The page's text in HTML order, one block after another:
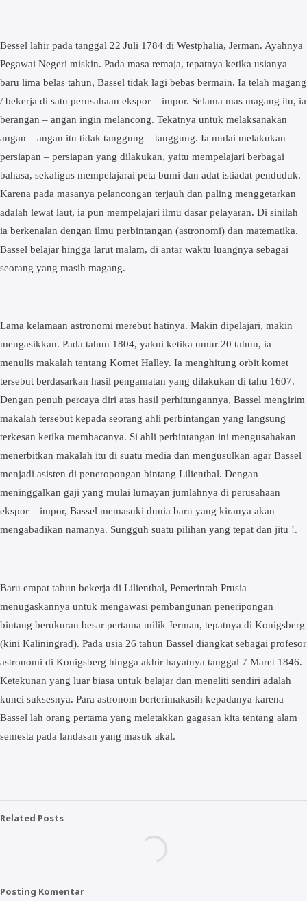
Bessel lahir pada tanggal 22 Juli 1784 di Westphalia, Jerman. Ayahnya
Pegawai Negeri miskin. Pada masa remaja, tepatnya ketika usianya
baru lima belas tahun, Bassel tidak lagi bebas bermain. Ia telah magang
/ bekerja di satu perusahaan ekspor – impor. Selama mas magang itu, ia
berangan – angan ingin melancong. Tekatnya untuk melaksanakan
angan – angan itu tidak tanggung – tanggung. Ia mulai melakukan
persiapan – persiapan yang dilakukan, yaitu mempelajari berbagai
bahasa, sekaligus mempelajarai peta bumi dan adat istiadat penduduk.
Karena pada masanya pelancongan terjauh dan paling menggetarkan
adalah lewat laut, ia pun mempelajari ilmu dasar pelayaran. Di sinilah
ia berkenalan dengan ilmu perbintangan (astronomi) dan matematika.
Bassel belajar hingga larut malam, di antar waktu luangnya sebagai
seorang yang masih magang.
Lama kelamaan astronomi merebut hatinya. Makin dipelajari, makin
mengasikkan. Pada tahun 1804, yakni ketika umur 20 tahun, ia
menulis makalah tentang Komet Halley. Ia menghitung orbit komet
tersebut berdasarkan hasil pengamatan yang dilakukan di tahu 1607.
Dengan penuh percaya diri atas hasil perhitungannya, Bassel mengirim
makalah tersebut kepada seorang ahli perbintangan yang langsung
terkesan ketika membacanya. Si ahli perbintangan ini mengusahakan
menerbitkan makalah itu di suatu media dan mengusulkan agar Bassel
menjadi asisten di peneropongan bintang Lilienthal. Dengan
meninggalkan gaji yang mulai lumayan jumlahnya di perusahaan
ekspor – impor, Bassel memasuki dunia baru yang kiranya akan
mengabadikan namanya. Sungguh suatu pilihan yang tepat dan jitu !.
Baru empat tahun bekerja di Lilienthal, Pemerintah Prusia
menugaskannya untuk mengawasi pembangunan peneripongan
bintang berukuran besar pertama milik Jerman, tepatnya di Konigsberg
(kini Kaliningrad). Pada usia 26 tahun Bassel diangkat sebagai profesor
astronomi di Konigsberg hingga akhir hayatnya tanggal 7 Maret 1846.
Ketekunan yang luar biasa untuk belajar dan meneliti sendiri adalah
kunci suksesnya. Para astronom berterimakasih kepadanya karena
Bassel lah orang pertama yang meletakkan gagasan kita tentang alam
semesta pada landasan yang masuk akal.
Related Posts
Posting Komentar